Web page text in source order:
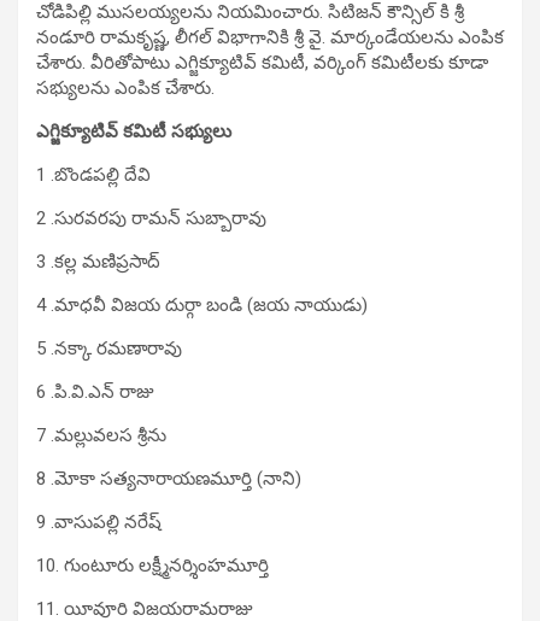
చోడిపిల్లి ముస‌ల‌య్య‌లను నియమించారు. సిటిజ‌న్‌ కౌన్సిల్ కి శ్రీ
నండూరి రామ‌కృష్ణ‌, లీగల్ విభాగానికి శ్రీ వై. మార్కండేయ‌లను ఎంపిక
చేశారు. వీరితోపాటు ఎగ్జిక్యూటివ్ కమిటీ, వర్కింగ్ కమిటీలకు కూడా
సభ్యులను ఎంపిక చేశారు.
ఎగ్జిక్యూటివ్ క‌మిటీ స‌భ్యులు
1 .బొండప‌ల్లి దేవి
2 .సుర‌వ‌ర‌పు రామ‌న్ సుబ్బారావు
3 .క‌ల్ల మ‌ణిప్ర‌సాద్‌
4 .మాధ‌వీ విజ‌య దుర్గా బండి (జ‌య నాయుడు)
5 .న‌క్కా ర‌మ‌ణారావు
6 .పి.వి.ఎన్ రాజు
7 .మ‌ల్లువ‌ల‌స శ్రీను
8 .మోకా స‌త్య‌నారాయ‌ణ‌మూర్తి (నాని)
9 .వాసుప‌ల్లి న‌రేష్‌
10. గుంటూరు ల‌క్ష్మీన‌ర్శింహ‌మూర్తి
11. యీవూరి విజ‌య‌రామ‌రాజు